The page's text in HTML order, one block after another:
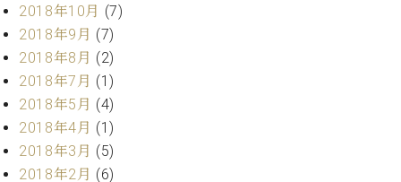
ィ
ジ
ョ
ン
C.BECHSTEIN
Digital(ベ
ヒ
シ
介
展示
情報
【ユ
ーロ
ピア
ノ特
選中
古】
2018年10月 (7)
2018年9月 (7)
2018年8月 (2)
2018年7月 (1)
2018年5月 (4)
2018年4月 (1)
2018年3月 (5)
2018年2月 (6)